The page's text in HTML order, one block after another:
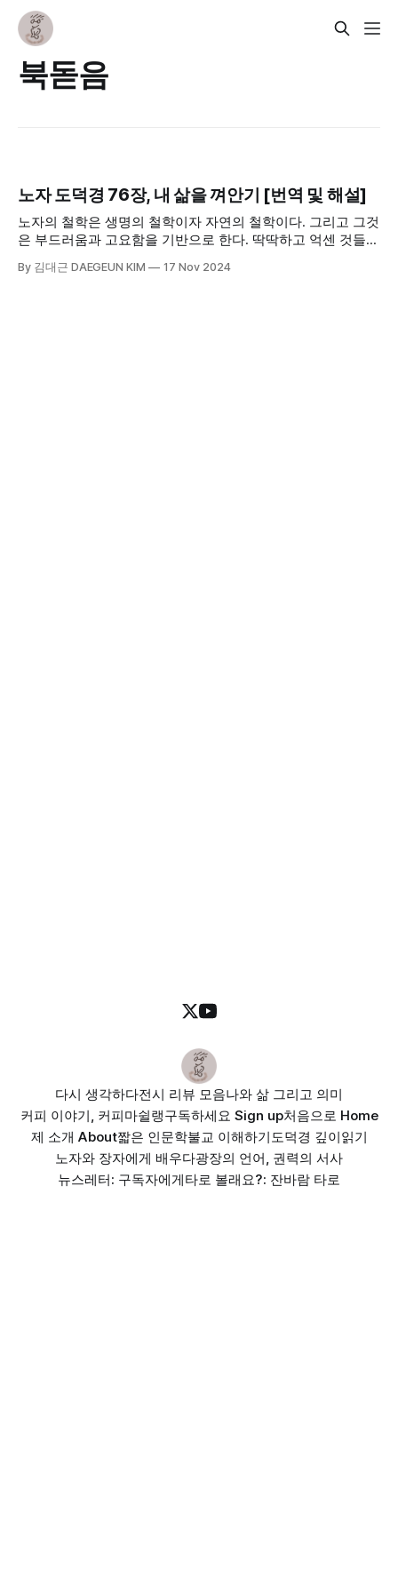
북돋음
노자 도덕경 76장, 내 삶을 껴안기 [번역 및 해설]
노자의 철학은 생명의 철학이자 자연의 철학이다. 그리고 그것
은 부드러움과 고요함을 기반으로 한다. 딱딱하고 억센 것들은
력이 사라지면서 쉽게 바스라진다. 사람이든 동물이든 죽음이
By 김대근 DAEGEUN KIM 17 Nov 2024
다시 생각하다전시 리뷰 모음나와 삶 그리고 의미
커피 이야기, 커피마쉴랭구독하세요 Sign up처음으로 Home
제 소개 About짧은 인문학불교 이해하기도덕경 깊이읽기
노자와 장자에게 배우다광장의 언어, 권력의 서사
뉴스레터: 구독자에게타로 볼래요?: 잔바람 타로